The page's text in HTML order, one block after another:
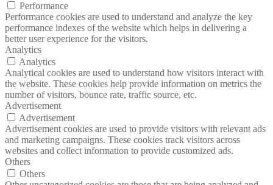
Performance
Performance cookies are used to understand and analyze the key
performance indexes of the website which helps in delivering a
better user experience for the visitors.
Analytics
Analytics
Analytical cookies are used to understand how visitors interact with
the website. These cookies help provide information on metrics the
number of visitors, bounce rate, traffic source, etc.
Advertisement
Advertisement
Advertisement cookies are used to provide visitors with relevant ads
and marketing campaigns. These cookies track visitors across
websites and collect information to provide customized ads.
Others
Others